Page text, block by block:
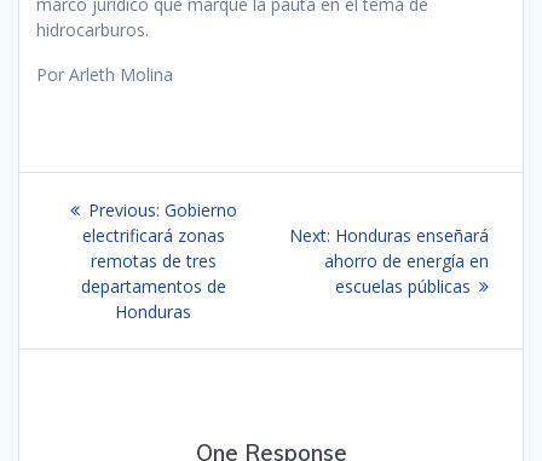
hidrocarburos.
Por Arleth Molina
Navegación
entradas
Previous: Previous
post:
Gobierno
electrificará zonas
remotas de tres
departamentos de
Honduras
Next: Next
post:
Honduras enseñará
ahorro de energía en
escuelas públicas
One Response